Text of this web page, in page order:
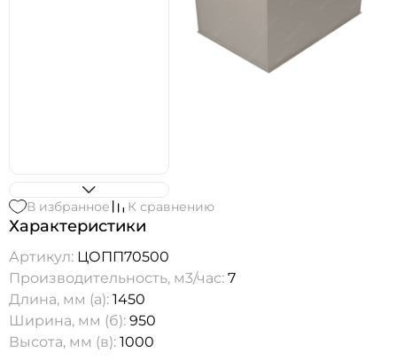
В избранное К сравнению
Характеристики
Артикул: ЦОПП70500
Производительность, м3/час: 7
Длина, мм (а): 1450
Ширина, мм (б): 950
Высота, мм (в): 1000